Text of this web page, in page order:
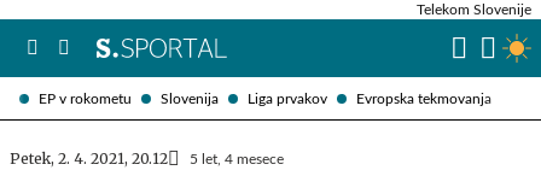
EP v rokometu Slovenija Liga prvakov Evropska tekmovanja
Telekom Slovenije
Petek, 2. 4. 2021, 20.12 5 let, 4 mesece